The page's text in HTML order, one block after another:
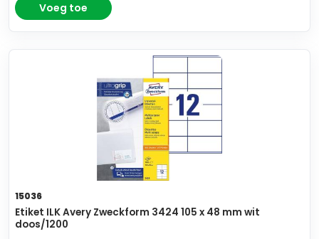
Voeg toe
15036
Etiket ILK Avery Zweckform 3424 105 x 48 mm wit
doos/1200